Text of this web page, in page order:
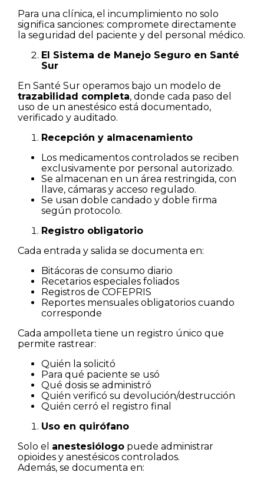
Para una clínica, el incumplimiento no solo
significa sanciones: compromete directamente
la seguridad del paciente y del personal médico.
El Sistema de Manejo Seguro en Santé
Sur
En Santé Sur operamos bajo un modelo de
trazabilidad completa, donde cada paso del
uso de un anestésico está documentado,
verificado y auditado.
Recepción y almacenamiento
Los medicamentos controlados se reciben
exclusivamente por personal autorizado.
Se almacenan en un área restringida, con
llave, cámaras y acceso regulado.
Se usan doble candado y doble firma
según protocolo.
Registro obligatorio
Cada entrada y salida se documenta en:
Bitácoras de consumo diario
Recetarios especiales foliados
Registros de COFEPRIS
Reportes mensuales obligatorios cuando
corresponde
Cada ampolleta tiene un registro único que
permite rastrear:
Quién la solicitó
Para qué paciente se usó
Qué dosis se administró
Quién verificó su devolución/destrucción
Quién cerró el registro final
Uso en quirófano
Solo el anestesiólogo puede administrar
opioides y anestésicos controlados.
Además, se documenta en: